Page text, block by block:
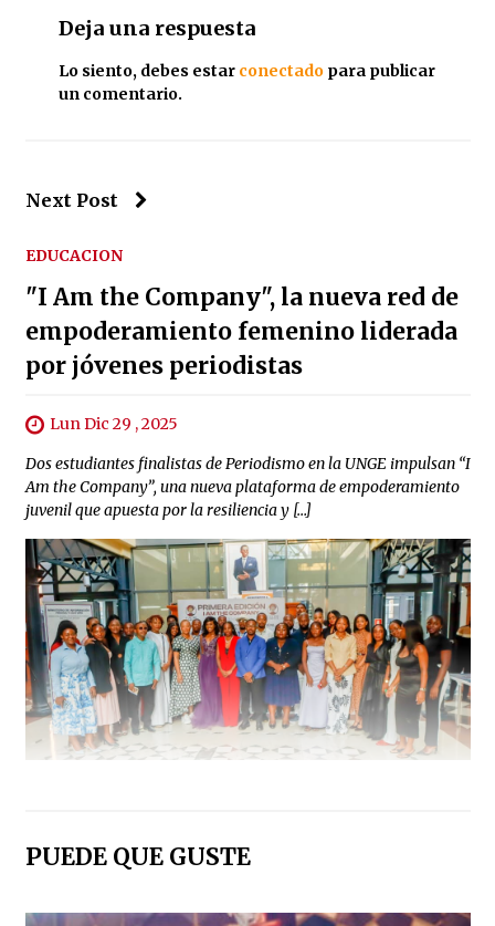
Deja una respuesta
Lo siento, debes estar conectadopara publicar
un comentario.
Next Post
EDUCACION
"I Am the Company", la nueva red de
empoderamiento femenino liderada
por jóvenes periodistas
Lun Dic 29 , 2025
Dos estudiantes finalistas de Periodismo en la UNGE impulsan “I
Am the Company”, una nueva plataforma de empoderamiento
juvenil que apuesta por la resiliencia y […]
PUEDE QUE GUSTE